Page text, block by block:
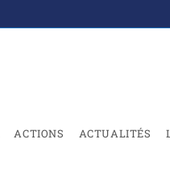
ACTIONS ACTUALITÉS